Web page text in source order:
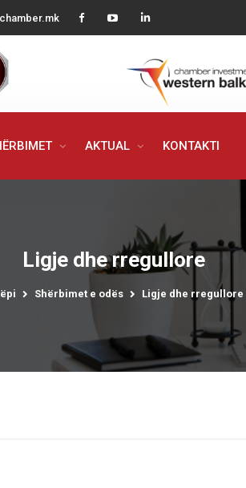
AKTUAL KONTAKTI
Ligje dhe rregullore
Shërbimet e odës Ligje dhe rregullore